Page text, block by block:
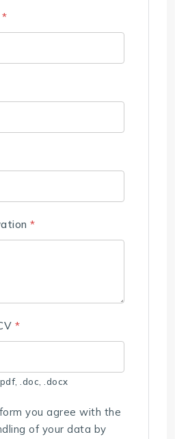
*
*
*
.doc, .docx
you agree with the
of your data by